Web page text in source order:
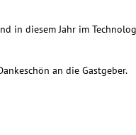
in diesem Jahr im
an die Gastgeber.